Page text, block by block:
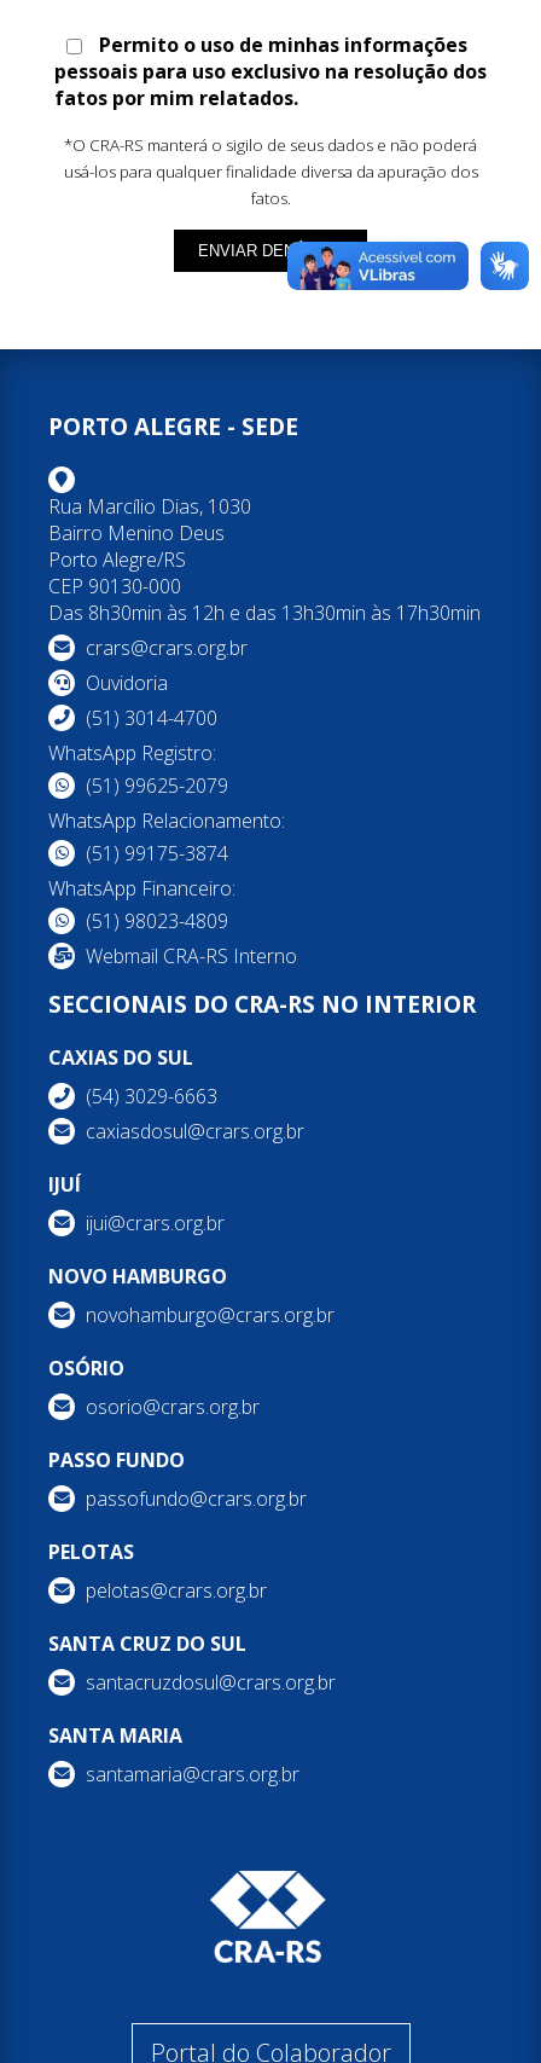
Permito o uso de minhas informações
pessoais para uso exclusivo na resolução dos
fatos por mim relatados.
*O CRA-RS manterá o sigilo de seus dados e não poderá
usá-los para qualquer finalidade diversa da apuração dos
fatos.
ENVIAR DENÚNCIA
PORTO ALEGRE - SEDE
Rua Marcílio Dias, 1030
Bairro Menino Deus
Porto Alegre/RS
CEP 90130-000
Das 8h30min às 12h e das 13h30min às 17h30min
crars@crars.org.br
Ouvidoria
(51) 3014-4700
WhatsApp Registro:
(51) 99625-2079
WhatsApp Relacionamento:
(51) 99175-3874
WhatsApp Financeiro:
(51) 98023-4809
Webmail CRA-RS Interno
SECCIONAIS DO CRA-RS NO INTERIOR
CAXIAS DO SUL
(54) 3029-6663
caxiasdosul@crars.org.br
IJUÍ
ijui@crars.org.br
NOVO HAMBURGO
novohamburgo@crars.org.br
OSÓRIO
osorio@crars.org.br
PASSO FUNDO
passofundo@crars.org.br
PELOTAS
pelotas@crars.org.br
SANTA CRUZ DO SUL
santacruzdosul@crars.org.br
SANTA MARIA
santamaria@crars.org.br
Portal do Colaborador